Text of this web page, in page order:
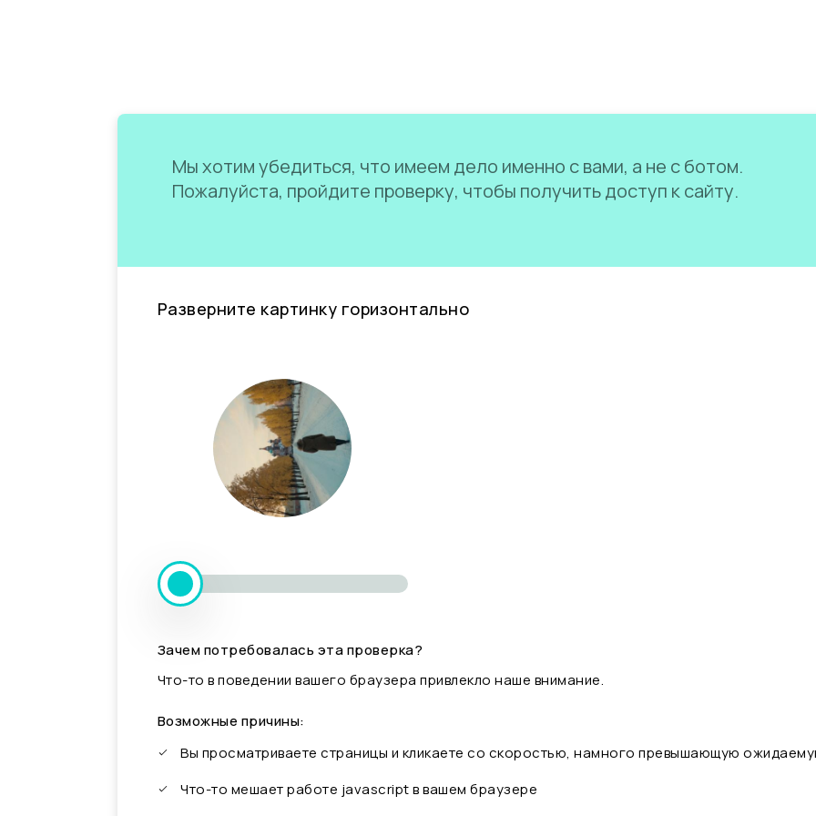
Мы хотим убедиться, что имеем дело именно с вами, а не с ботом.
Пожалуйста, пройдите проверку, чтобы получить доступ к сайту.
Разверните картинку горизонтально
Зачем потребовалась эта проверка?
Что-то в поведении вашего браузера привлекло наше внимание.
Возможные причины:
Вы просматриваете страницы и кликаете со скоростью, намного превышающую
Что-то мешает работе javascript в вашем браузере